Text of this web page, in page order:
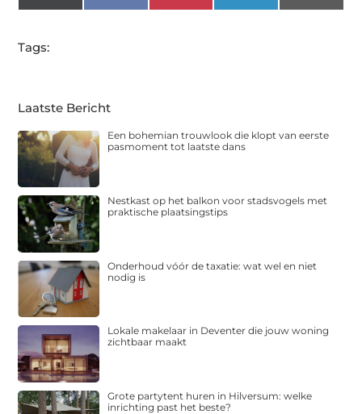
(Twitter)
Tags:
Laatste Bericht
Een bohemian trouwlook die klopt van eerste
pasmoment tot laatste dans
Nestkast op het balkon voor stadsvogels met
praktische plaatsingstips
Onderhoud vóór de taxatie: wat wel en niet
nodig is
Lokale makelaar in Deventer die jouw woning
zichtbaar maakt
Grote partytent huren in Hilversum: welke
inrichting past het beste?